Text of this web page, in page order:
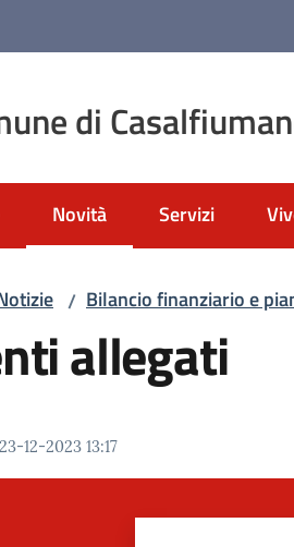
di
Novità
Menu selezionato
Servizi
/ Bilancio finanziario e
allegati
23-12-2023 13:17